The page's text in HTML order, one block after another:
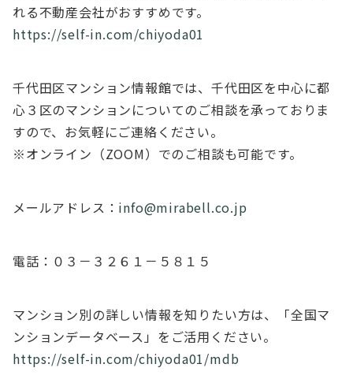
れる不動産会社がおすすめです。
https://self-in.com/chiyoda01
千代田区マンション情報館では、千代田区を中心に都
心３区のマンションについてのご相談を承っておりま
すので、お気軽にご連絡ください。
※オンライン（ZOOM）でのご相談も可能です。
メールアドレス： info@mirabell.co.jp
電話：０３－３２６１－５８１５
マンション別の詳しい情報を知りたい方は、「全国マ
ンションデータベース」をご活用ください。
https://self-in.com/chiyoda01/mdb